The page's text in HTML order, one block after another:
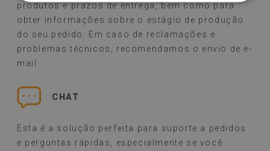
produtos e prazos de entrega, bem como para
obter informações sobre o estágio de produção
do seu pedido. Em caso de reclamações e
problemas técnicos, recomendamos o envio de e-
mail.
CHAT
Esta é a solução perfeita para suporte a pedidos
e perguntas rápidas, especialmente se você